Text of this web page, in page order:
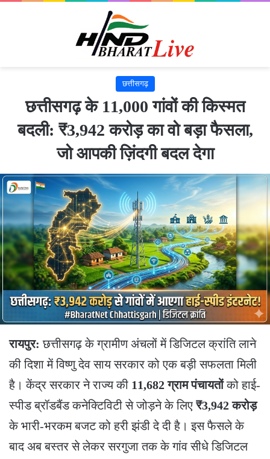
छत्तीसगढ़
छत्तीसगढ़ के 11,000 गांवों की किस्मत
बदली: ₹3,942 करोड़ का वो बड़ा फैसला,
जो आपकी ज़िंदगी बदल देगा
रायपुर: छत्तीसगढ़ के ग्रामीण अंचलों में डिजिटल क्रांति लाने
की दिशा में विष्णु देव साय सरकार को एक बड़ी सफलता मिली
है। केंद्र सरकार ने राज्य की 11,682 ग्राम पंचायतोंको हाई-
स्पीड ब्रॉडबैंड कनेक्टिविटी से जोड़ने के लिए ₹3,942 करोड़
के भारी-भरकम बजट को हरी झंडी दे दी है। इस फैसले के
बाद अब बस्तर से लेकर सरगुजा तक के गांव सीधे डिजिटल